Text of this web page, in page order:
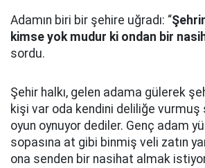
Adamın biri bir şehire uğradı: “
kimse yok mudur ki ondan bir
sordu.
Şehir halkı, gelen adama gülerek
kişi var oda kendini deliliğe
oyun oynuyor dediler. Genç adam
sopasına at gibi binmiş veli zatın
ona senden bir nasihat almak